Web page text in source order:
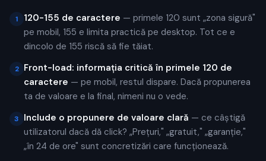
1 120-155 de caractere — primele 120 sunt „zona sigură"
pe mobil, 155 e limita practică pe desktop. Tot ce e
dincolo de 155 riscă să fie tăiat.
2 Front-load: informația critică în primele 120 de
caractere — pe mobil, restul dispare. Dacă propunerea
ta de valoare e la final, nimeni nu o vede.
3 Include o propunere de valoare clară — ce câștigă
utilizatorul dacă dă click? „Prețuri," „gratuit," „garanție,"
„în 24 de ore" sunt concretizări care funcționează.